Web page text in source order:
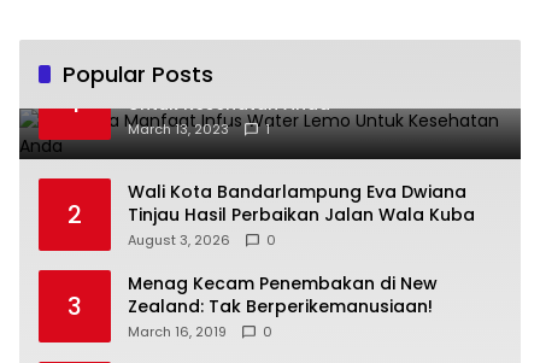
Popular Posts
1
Beberapa Manfaat Infus Water Lemo
Untuk Kesehatan Anda
March 13, 2023 1
2
Wali Kota Bandarlampung Eva Dwiana
Tinjau Hasil Perbaikan Jalan Wala Kuba
August 3, 2026 0
3
Menag Kecam Penembakan di New
Zealand: Tak Berperikemanusiaan!
March 16, 2019 0